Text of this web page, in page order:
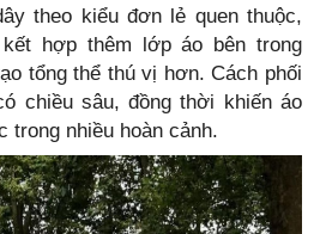
theo kiểu đơn lẻ quen thuộc,
hợp thêm lớp áo bên trong
tổng thể thú vị hơn. Cách phối
chiều sâu, đồng thời khiến áo
trong nhiều hoàn cảnh.